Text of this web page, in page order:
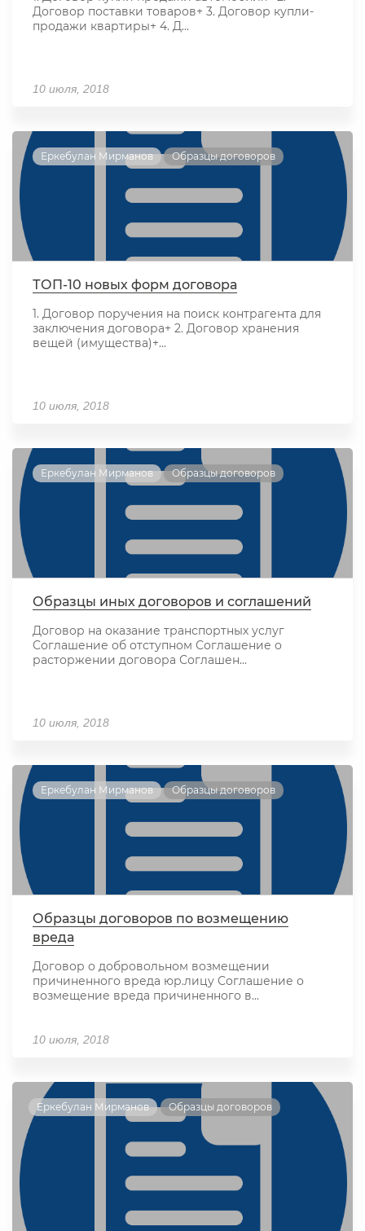
Договор поставки товаров+ 3. Договор купли-
продажи квартиры+ 4. Д...
10 июля, 2018
Еркебулан Мирманов Образцы договоров
ТОП-10 новых форм договора
1. Договор поручения на поиск контрагента для
заключения договора+ 2. Договор хранения
вещей (имущества)+...
10 июля, 2018
Еркебулан Мирманов Образцы договоров
Образцы иных договоров и соглашений
Договор на оказание транспортных услуг
Соглашение об отступном Соглашение о
расторжении договора Соглашен...
10 июля, 2018
Еркебулан Мирманов Образцы договоров
Образцы договоров по возмещению
вреда
Договор о добровольном возмещении
причиненного вреда юр.лицу Соглашение о
возмещение вреда причиненного в...
10 июля, 2018
Еркебулан Мирманов Образцы договоров